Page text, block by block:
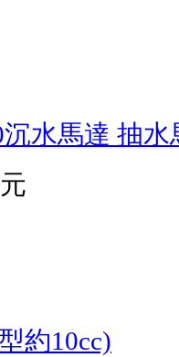
水馬達 抽
約10cc)